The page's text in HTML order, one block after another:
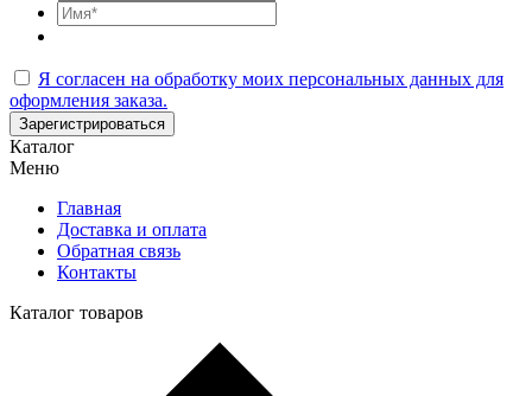
Я согласен на обработку моих персональных данных для
оформления заказа.
Зарегистрироваться
Каталог
Меню
Главная
Доставка и оплата
Обратная связь
Контакты
Каталог товаров